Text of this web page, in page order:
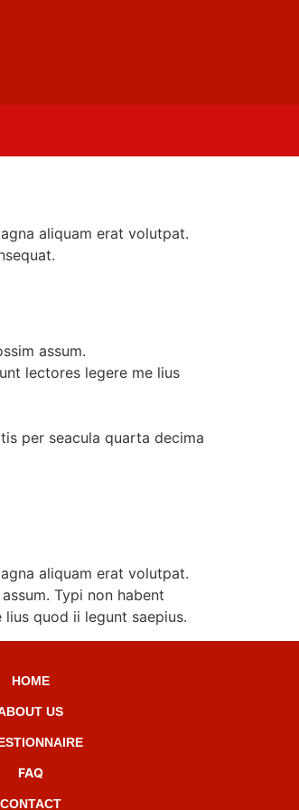
aliquam erat volutpat.
assum.
lectores legere me lius
per seacula quarta decima
aliquam erat volutpat.
Typi non habent
quod ii legunt saepius.
HOME
US
FAQ
CONTACT